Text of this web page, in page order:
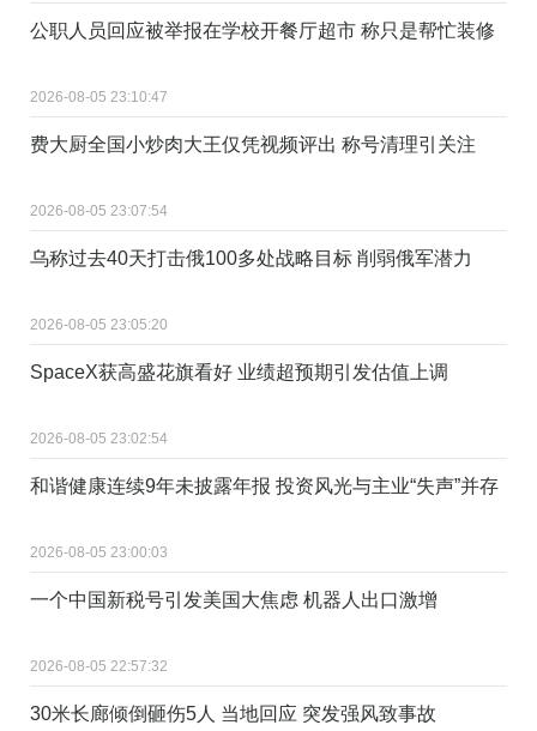
公职人员回应被举报在学校开餐厅超市 称只是帮忙装修
2026-08-05 23:10:47
费大厨全国小炒肉大王仅凭视频评出 称号清理引关注
2026-08-05 23:07:54
乌称过去40天打击俄100多处战略目标 削弱俄军潜力
2026-08-05 23:05:20
SpaceX获高盛花旗看好 业绩超预期引发估值上调
2026-08-05 23:02:54
和谐健康连续9年未披露年报 投资风光与主业“失声”并存
2026-08-05 23:00:03
一个中国新税号引发美国大焦虑 机器人出口激增
2026-08-05 22:57:32
30米长廊倾倒砸伤5人 当地回应 突发强风致事故